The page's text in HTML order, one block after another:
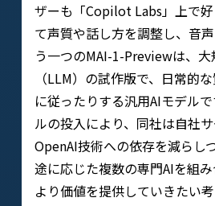
ザーも「Copilot Labs」上で
て声質や話し方を調整し、音
う一つのMAI-1-Previewは、
（LLM）の試作版で、日常的
に従ったりする汎用AIモデル
ルの投入により、同社は自社
OpenAI技術への依存を減らし
途に応じた複数の専門AIを組
より価値を提供していきたい考